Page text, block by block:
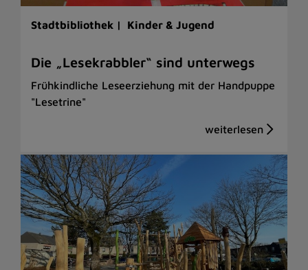
Stadtbibliothek | Kinder & Jugend
Die „Lesekrabbler“ sind unterwegs
Frühkindliche Leseerziehung mit der Handpuppe
"Lesetrine"